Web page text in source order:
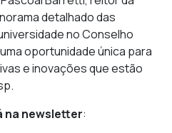
detalhado das
no Conselho
oportunidade única para
e inovações que estão
na newsletter: